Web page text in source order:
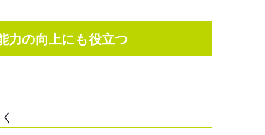
力の向上にも役立つ